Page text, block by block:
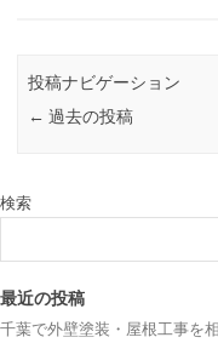
投稿ナビゲーション
← 過去の投稿
検索
最近の投稿
千葉で外壁塗装・屋根工事を